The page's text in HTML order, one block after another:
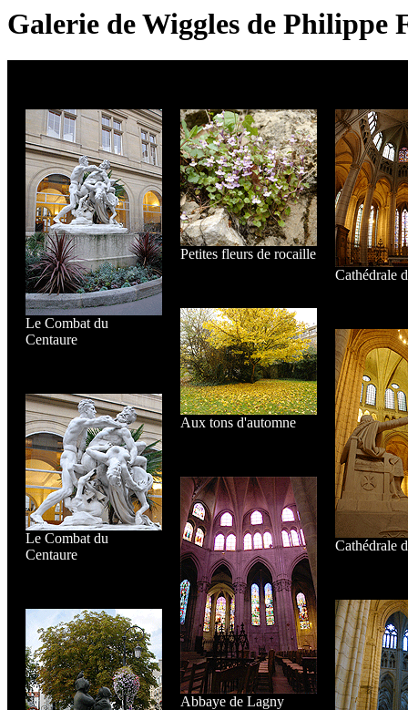
Galerie de Wiggles de Philippe
Le Combat du
Centaure
Le Combat du
Centaure
Petites fleurs de rocaille
Aux tons d'automne
Abbaye de Lagny
Cathédrale
Cathédrale